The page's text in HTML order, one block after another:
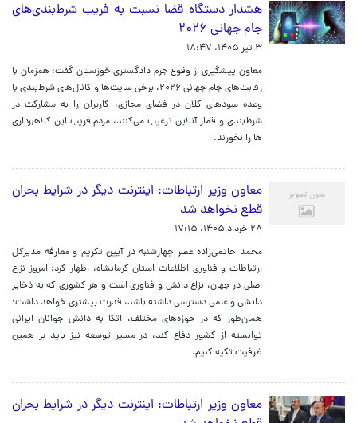
هشدار دستگاه قضا نسبت به فریب شرط‌بندی‌های
جام جهانی ۲۰۲۶
۳ تیر ۱۴۰۵، ۱۸:۴۷
معاون پیشگیری از وقوع جرم دادگستری خوزستان گفت: همزمان با
رقابت‌های جام جهانی ۲۰۲۶، برخی سایت‌ها و کانال‌های شرط‌بندی با
وعده سودهای کلان در فضای مجازی، کاربران را به مشارکت در
شرط‌بندی و قمار آنلاین ترغیب می‌کنند، مردم فریب این کلاهبرداری
ها را نخورند.
معاون وزیر ارتباطات: اینترنت دیگر در شرایط بحران
قطع نخواهد شد
۲۸ خرداد ۱۴۰۵، ۱۷:۱۵
محمد حاتمی‌زاده عصر چهارشنبه در آیین تکریم و معارفه مدیرکل
ارتباطات و فناوری اطلاعات استان کرمانشاه، اظهار کرد: امروز نزاع
اصلی در جهان، نزاع دانش و فناوری است و هر کشوری که به ذخایر
دانشی و علمی دسترسی داشته باشد، قدرت بیشتری خواهد داشت؛
همان‌طور که در حوزه‌های مختلف، اتکا به دانش جوانان ایرانی
توانسته از کشور دفاع کند، در مسیر توسعه نیز باید بر همین
ظرفیت تکیه کنیم.
معاون وزیر ارتباطات: اینترنت دیگر در شرایط بحران